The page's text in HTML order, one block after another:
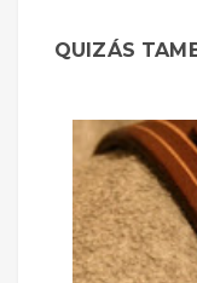
QUIZÁS